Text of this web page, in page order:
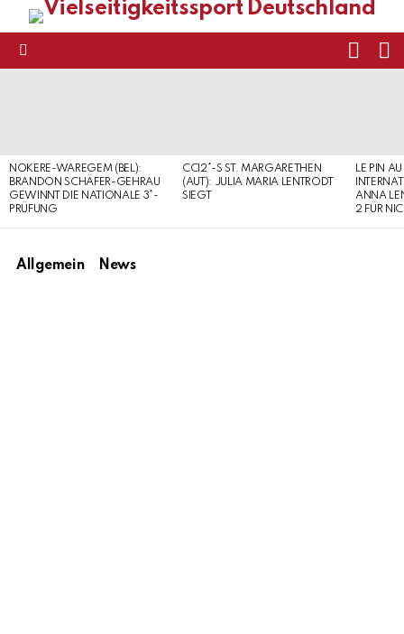
NOKERE-WAREGEM (BEL):
BRANDON SCHÄFER-GEHRAU
GEWINNT DIE NATIONALE 3*-
PRÜFUNG
CCI2*-S ST. MARGARETHEN
(AUT): JULIA MARIA LENTRODT
SIEGT
LE PIN
ANNA
2 FÜR
Allgemein News